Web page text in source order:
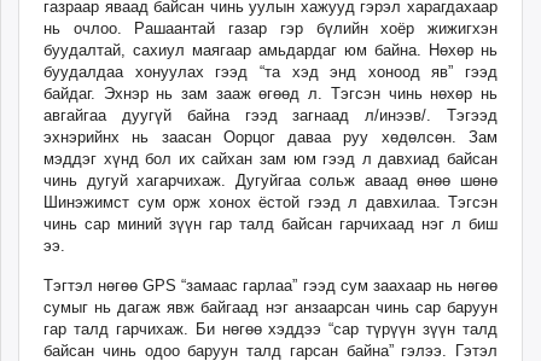
газраар яваад байсан чинь уулын хажууд гэрэл харагдахаар
нь очлоо. Рашаантай газар гэр бүлийн хоёр жижигхэн
буудалтай, сахиул маягаар амьдардаг юм байна. Нөхөр нь
буудалдаа хонуулах гээд “та хэд энд хоноод яв” гээд
байдаг. Эхнэр нь зам зааж өгөөд л. Тэгсэн чинь нөхөр нь
авгайгаа дуугүй байна гээд загнаад л/инээв/. Тэгээд
эхнэрийнх нь заасан Оорцог даваа руу хөдөлсөн. Зам
мэддэг хүнд бол их сайхан зам юм гээд л давхиад байсан
чинь дугуй хагарчихаж. Дугуйгаа сольж аваад өнөө шөнө
Шинэжимст сум орж хонох ёстой гээд л давхилаа. Тэгсэн
чинь сар миний зүүн гар талд байсан гарчихаад нэг л биш
ээ.
Тэгтэл нөгөө GPS “замаас гарлаа” гээд сум заахаар нь нөгөө
сумыг нь дагаж явж байгаад нэг анзаарсан чинь сар баруун
гар талд гарчихаж. Би нөгөө хэддээ “сар түрүүн зүүн талд
байсан чинь одоо баруун талд гарсан байна” гэлээ. Гэтэл